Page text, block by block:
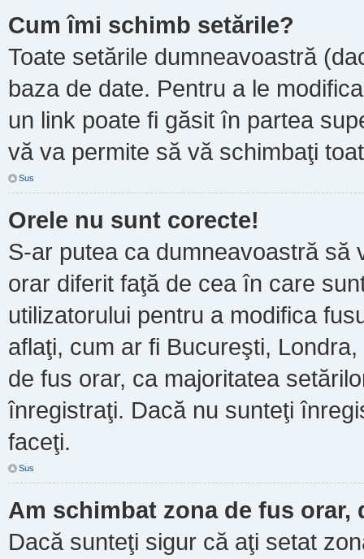
Cum îmi schimb setările?
Toate setările dumneavoastră
baza de date. Pentru a le
un link poate fi găsit în partea
vă va permite să vă schimbaţi
Sus
Orele nu sunt corecte!
S-ar putea ca dumneavoastră să
orar diferit faţă de cea în care
utilizatorului pentru a modifica
aflaţi, cum ar fi Bucureşti,
de fus orar, ca majoritatea
înregistraţi. Dacă nu sunteţi
faceţi.
Sus
Am schimbat zona de fus orar,
Dacă sunteţi sigur că aţi setat